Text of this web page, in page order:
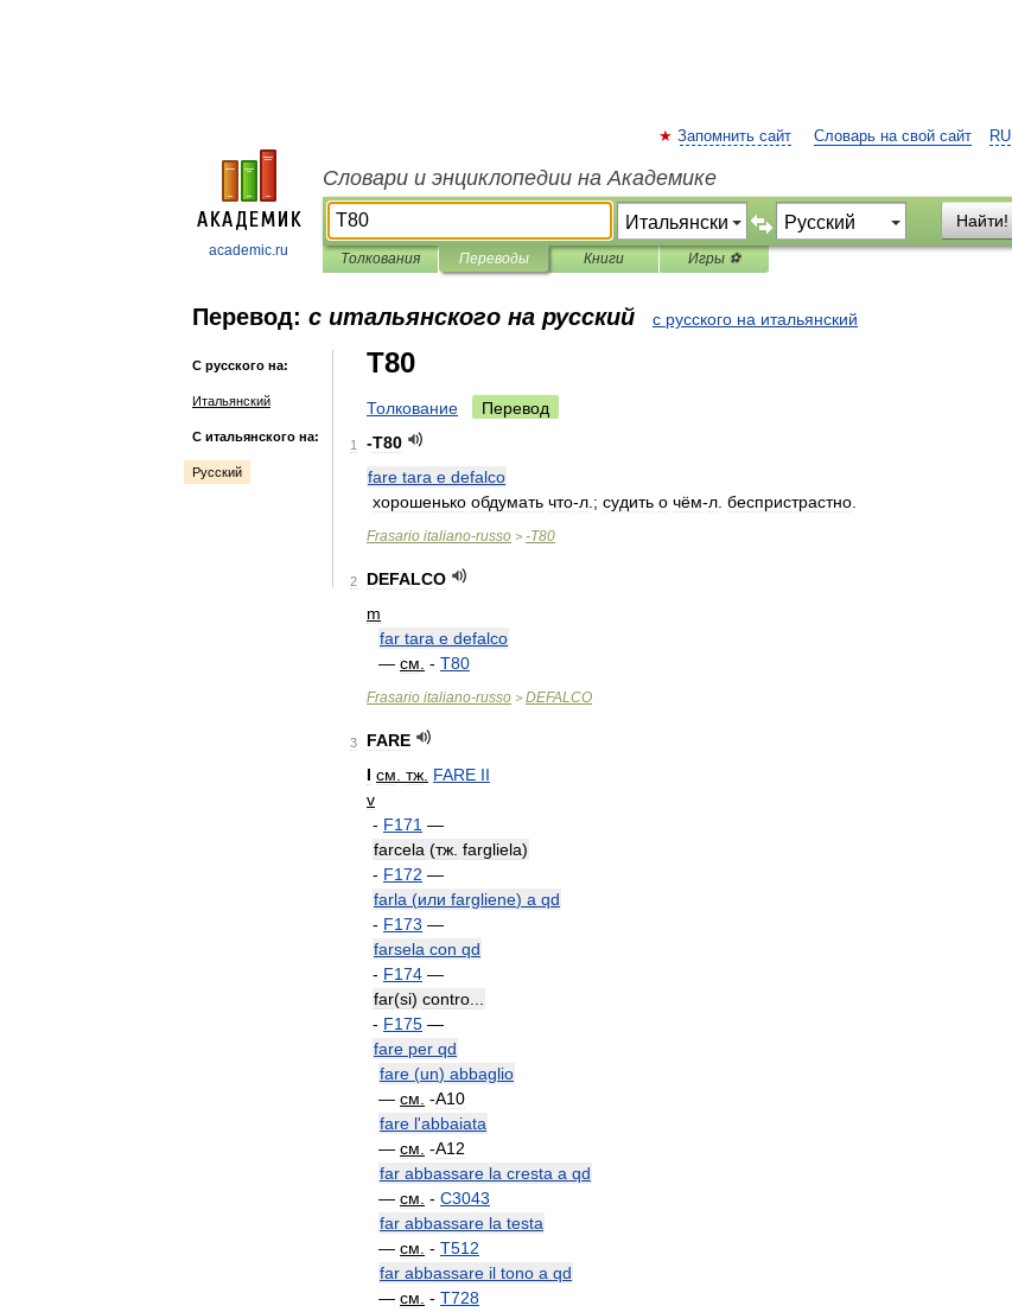
academic.ru
RU
Запомнить сайт Словарь на свой сайт
Словари и энциклопедии на Академике
Найти!
Толкования Переводы Книги Игры ⚽
Перевод: с итальянского на русский с русского на итальянский
С русского на:
Итальянский
С итальянского на:
Русский
T80
Толкование Перевод
1 -T80
fare tara e defalco
хорошенько обдумать что-л .; судить о чём-л беспристрастно
Frasario italiano-russo > -T80
2
DEFALCO
m
far tara e defalco
— см - T80
Frasario italiano-russo > DEFALCO
3
FARE
I см тж FARE II
v
- F171 —
farcela (тж fargliela)
- F172 —
farla (или fargliene) a qd
- F173 —
farsela con qd
- F174 —
far(si) contro
- F175 —
fare per qd
fare (un) abbaglio
— см -A10
fare l'abbaiata
— см -A12
far abbassare la cresta a qd
— см - C3043
far abbassare la testa
— см - T512
far abbassare il tono a qd
— см - T728